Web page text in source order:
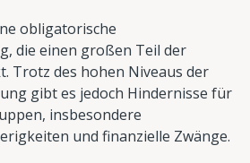
obligatorische
die einen großen Teil der
Trotz des hohen Niveaus der
gibt es jedoch Hindernisse für
insbesondere
und finanzielle Zwänge.